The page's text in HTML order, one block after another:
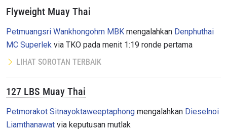
Flyweight Muay Thai
Petmuangsri Wankhongohm MBK mengalahkan Denphuthai
MC Superlek via TKO pada menit 1:19 ronde pertama
LIHAT SOROTAN TERBAIK
127 LBS Muay Thai
Petmorakot Sitnayoktaweeptaphong mengalahkan Dieselnoi
Liamthanawat via keputusan mutlak